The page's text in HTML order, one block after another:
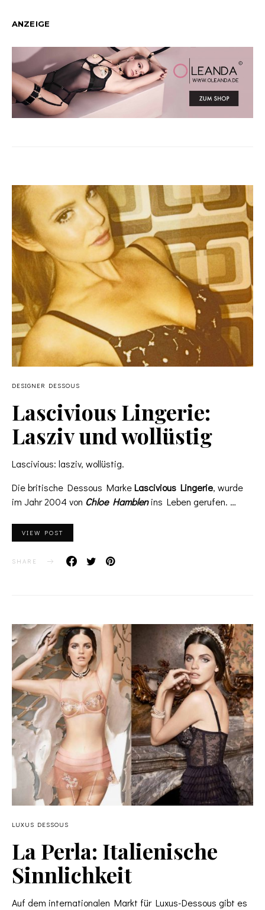
ANZEIGE
DESIGNER DESSOUS
Lascivious Lingerie:
Lasziv und wollüstig
Lascivious: lasziv, wollüstig.
Die britische Dessous MarkeLascivious Lingerie, wurde
im Jahr 2004 von Chloe Hamblenins Leben gerufen. …
VIEW POST
SHARE
LUXUS DESSOUS
La Perla: Italienische
Sinnlichkeit
Auf dem internationalen Markt für Luxus-Dessous gibt es